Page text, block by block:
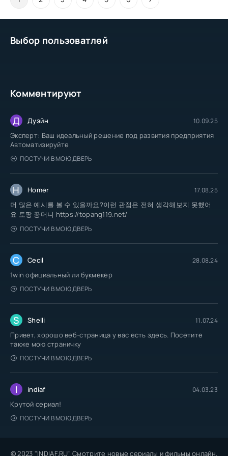
Выбор пользоватлей
Комментируют
Д Дуэйн 10.09.25
Эксперт: Ваш идеальный решение под развития предприятия
Автоматизируйте
ПОСТУЧИ В МОЮ ДВЕРЬ
H Homer 17.08.25
더 많은 예시를 볼 수 있을까요?이런 관점은 전혀 생각해보지 못했어
요 토팡 꽁머니 https://topang119.net/
ПОСТУЧИ В МОЮ ДВЕРЬ
C Cecil 28.08.24
1win официальный ли букмекер
ПОСТУЧИ В МОЮ ДВЕРЬ
S Shelli 11.07.24
Привет, хорошо веб-страница у вас есть здесь. Посетите
также мою страничку
ПОСТУЧИ В МОЮ ДВЕРЬ
I indiaf 04.03.23
Крутой сериал!
ПОСТУЧИ В МОЮ ДВЕРЬ
© 2023 "INDIAF.RU" Смотрите новые сериалы и фильмы онлайн.